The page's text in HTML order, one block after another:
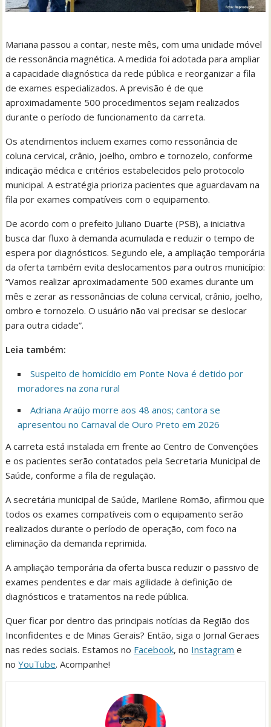
Mariana passou a contar, neste mês, com uma unidade móvel
de ressonância magnética. A medida foi adotada para ampliar
a capacidade diagnóstica da rede pública e reorganizar a fila
de exames especializados. A previsão é de que
aproximadamente 500 procedimentos sejam realizados
durante o período de funcionamento da carreta.
Os atendimentos incluem exames como ressonância de
coluna cervical, crânio, joelho, ombro e tornozelo, conforme
indicação médica e critérios estabelecidos pelo protocolo
municipal. A estratégia prioriza pacientes que aguardavam na
fila por exames compatíveis com o equipamento.
De acordo com o prefeito Juliano Duarte (PSB), a iniciativa
busca dar fluxo à demanda acumulada e reduzir o tempo de
espera por diagnósticos. Segundo ele, a ampliação temporária
da oferta também evita deslocamentos para outros município:
“Vamos realizar aproximadamente 500 exames durante um
mês e zerar as ressonâncias de coluna cervical, crânio, joelho,
ombro e tornozelo. O usuário não vai precisar se deslocar
para outra cidade”.
Leia também:
Suspeito de homicídio em Ponte Nova é detido por
moradores na zona rural
Adriana Araújo morre aos 48 anos; cantora se
apresentou no Carnaval de Ouro Preto em 2026
A carreta está instalada em frente ao Centro de Convenções
e os pacientes serão contatados pela Secretaria Municipal de
Saúde, conforme a fila de regulação.
A secretária municipal de Saúde, Marilene Romão, afirmou que
todos os exames compatíveis com o equipamento serão
realizados durante o período de operação, com foco na
eliminação da demanda reprimida.
A ampliação temporária da oferta busca reduzir o passivo de
exames pendentes e dar mais agilidade à definição de
diagnósticos e tratamentos na rede pública.
Quer ficar por dentro das principais notícias da Região dos
Inconfidentes e de Minas Gerais? Então, siga o Jornal Geraes
nas redes sociais. Estamos no Facebook, no Instagram e
noYouTube. Acompanhe!